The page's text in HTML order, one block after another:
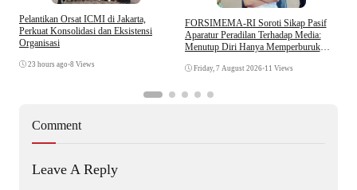
Pelantikan Orsat ICMI di Jakarta,
Perkuat Konsolidasi dan Eksistensi
Organisasi
23 hours ago •8 Views
​FORSIMEMA-RI Soroti Sikap Pasif
Aparatur Peradilan Terhadap Media:
Menutup Diri Hanya Memperburuk
Friday, 7 August 2026•11 Views
Comment
Leave A Reply